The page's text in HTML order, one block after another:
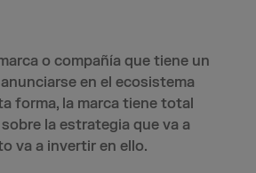
o compañía que tiene un
en el ecosistema
forma, la marca tiene total
la estrategia que va a
va a invertir en ello.